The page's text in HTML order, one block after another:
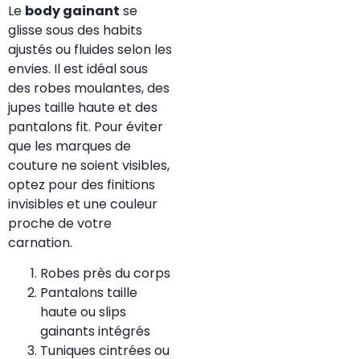
Le body gainant se
glisse sous des habits
ajustés ou fluides selon les
envies. Il est idéal sous
des robes moulantes, des
jupes taille haute et des
pantalons fit. Pour éviter
que les marques de
couture ne soient visibles,
optez pour des finitions
invisibles et une couleur
proche de votre
carnation.
Robes près du corps
Pantalons taille
haute ou slips
gainants intégrés
Tuniques cintrées ou